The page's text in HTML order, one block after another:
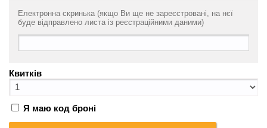
Електронна скринька (якщо Ви ще не зареєстровані, на нєї
буде відправлено листа із реєстраційними даними)
Квитків
Я маю код броні